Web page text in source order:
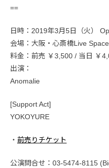
==
日時：2019年3月5日（火）
会場：大阪・心斎橋Live
料金：前売 ￥3,500 / 当日 ￥
出演：
Anomalie
[Support Act]
YOKOYURE
・ 前売りチケット
公演問合せ：03-5474-8115